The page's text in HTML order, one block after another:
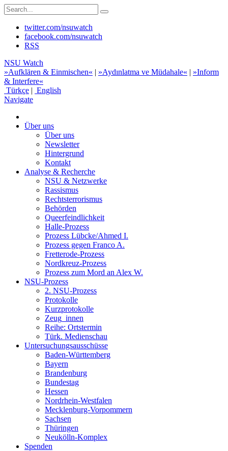
twitter.com/nsuwatch
facebook.com/nsuwatch
RSS
NSU Watch
»Aufklären & Einmischen« | »Aydınlatma ve Müdahale« | »Inform
& Interfere«
Türkçe | English
Navigate
Über uns
Über uns
Newsletter
Hintergrund
Kontakt
Analyse & Recherche
NSU & Netzwerke
Rassismus
Rechtsterrorismus
Behörden
Queerfeindlichkeit
Halle-Prozess
Prozess Lübcke/Ahmed I.
Prozess gegen Franco A.
Fretterode-Prozess
Nordkreuz-Prozess
Prozess zum Mord an Alex W.
NSU-Prozess
2. NSU-Prozess
Protokolle
Kurzprotokolle
Zeug_innen
Reihe: Ortstermin
Türk. Medienschau
Untersuchungsausschüsse
Baden-Württemberg
Bayern
Brandenburg
Bundestag
Hessen
Nordrhein-Westfalen
Mecklenburg-Vorpommern
Sachsen
Thüringen
Neukölln-Komplex
Spenden